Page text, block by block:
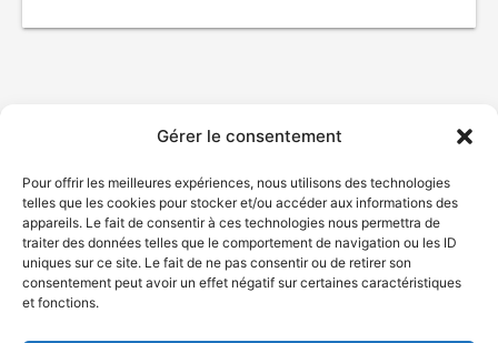
Gérer le consentement
Pour offrir les meilleures expériences, nous utilisons des technologies
telles que les cookies pour stocker et/ou accéder aux informations des
appareils. Le fait de consentir à ces technologies nous permettra de
traiter des données telles que le comportement de navigation ou les ID
uniques sur ce site. Le fait de ne pas consentir ou de retirer son
consentement peut avoir un effet négatif sur certaines caractéristiques
et fonctions.